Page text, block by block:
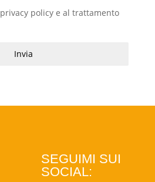
privacy policye al trattamento
Invia
SEGUIMI SUI
SOCIAL: